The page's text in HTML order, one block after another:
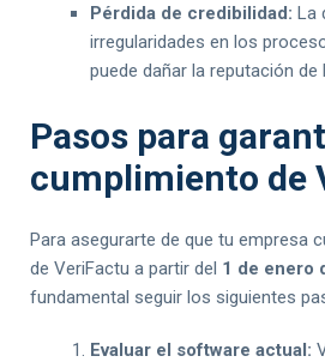
Pérdida de credibilidad: La
irregularidades en los
puede dañar la reputación de
Pasos para
cumplimiento de
Para asegurarte de que tu empresa
de VeriFactu a partir del 1 de enero
fundamental seguir los siguientes
Evaluar el software actual: